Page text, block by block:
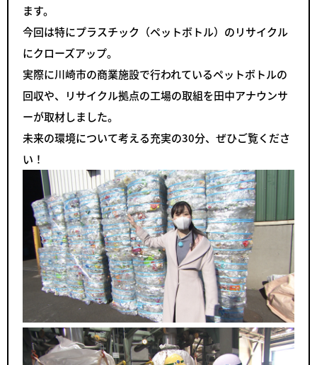
ます。
今回は特にプラスチック（ペットボトル）のリサイクル
にクローズアップ。
実際に川崎市の商業施設で行われているペットボトルの
回収や、リサイクル拠点の工場の取組を田中アナウンサ
ーが取材しました。
未来の環境について考える充実の30分、ぜひご覧くださ
い！